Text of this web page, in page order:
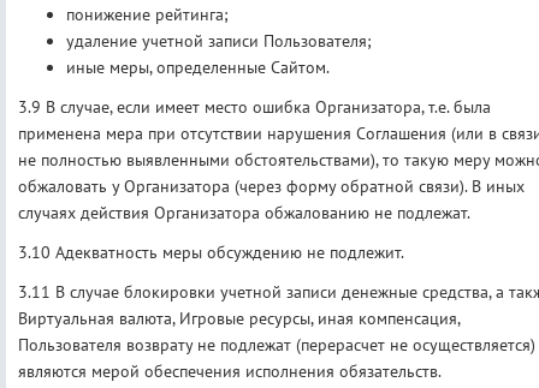
понижение рейтинга;
удаление учетной записи Пользователя;
иные меры, определенные Сайтом.
3.9 В случае, если имеет место ошибка Организатора, т.е. была
применена мера при отсутствии нарушения Соглашения (или в
не полностью выявленными обстоятельствами), то такую меру
обжаловать у Организатора (через форму обратной связи). В иных
случаях действия Организатора обжалованию не подлежат.
3.10 Адекватность меры обсуждению не подлежит.
3.11 В случае блокировки учетной записи денежные средства, а
Виртуальная валюта, Игровые ресурсы, иная компенсация,
Пользователя возврату не подлежат (перерасчет не
являются мерой обеспечения исполнения обязательств.